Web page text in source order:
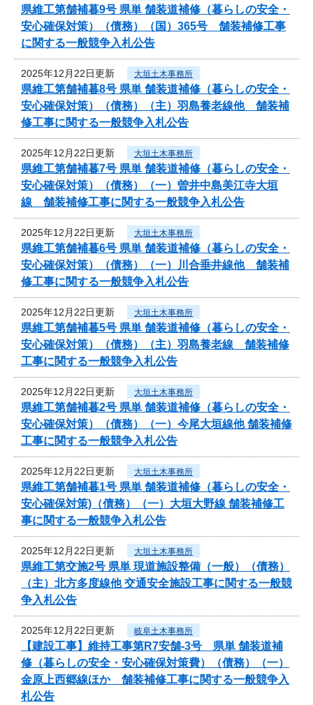
県維工第舗補暮9号 県単 舗装道補修（暮らしの安全・
安心確保対策）（債務）（国）365号 舗装補修工事
に関する一般競争入札公告
2025年12月22日更新 大垣土木事務所
県維工第舗補暮8号 県単 舗装道補修（暮らしの安全・
安心確保対策）（債務）（主）羽島養老線他 舗装補
修工事に関する一般競争入札公告
2025年12月22日更新 大垣土木事務所
県維工第舗補暮7号 県単 舗装道補修（暮らしの安全・
安心確保対策）（債務）（一）曽井中島美江寺大垣
線 舗装補修工事に関する一般競争入札公告
2025年12月22日更新 大垣土木事務所
県維工第舗補暮6号 県単 舗装道補修（暮らしの安全・
安心確保対策）（債務）（一）川合垂井線他 舗装補
修工事に関する一般競争入札公告
2025年12月22日更新 大垣土木事務所
県維工第舗補暮5号 県単 舗装道補修（暮らしの安全・
安心確保対策）（債務）（主）羽島養老線 舗装補修
工事に関する一般競争入札公告
2025年12月22日更新 大垣土木事務所
県維工第舗補暮2号 県単 舗装道補修（暮らしの安全・
安心確保対策）（債務）（一）今尾大垣線他 舗装補修
工事に関する一般競争入札公告
2025年12月22日更新 大垣土木事務所
県維工第舗補暮1号 県単 舗装道補修（暮らしの安全・
安心確保対策)（債務）（一）大垣大野線 舗装補修工
事に関する一般競争入札公告
2025年12月22日更新 大垣土木事務所
県維工第交施2号 県単 現道施設整備（一般）（債務）
（主）北方多度線他 交通安全施設工事に関する一般競
争入札公告
2025年12月22日更新 岐阜土木事務所
【建設工事】維持工事第R7安舗-3号 県単 舗装道補
修（暮らしの安全・安心確保対策費）（債務）（一）
金原上西郷線ほか 舗装補修工事に関する一般競争入
札公告